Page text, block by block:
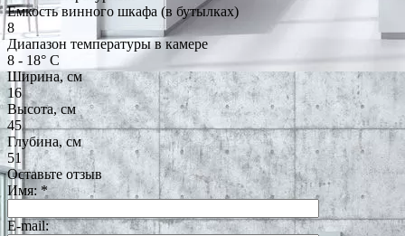
Емкость винного шкафа (в бутылках)
8
Диапазон температуры в камере
8 - 18° С
Ширина, см
16
Высота, см
45
Глубина, см
51
Оставьте отзыв
Имя: *
E-mail: